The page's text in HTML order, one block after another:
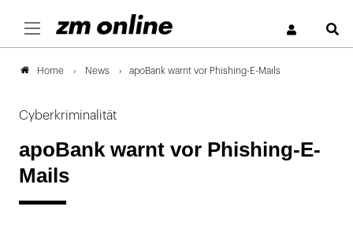
Home News apoBank warnt vor Phishing-E-Mails
Cyberkriminalität
apoBank warnt vor Phishing-E-
Mails